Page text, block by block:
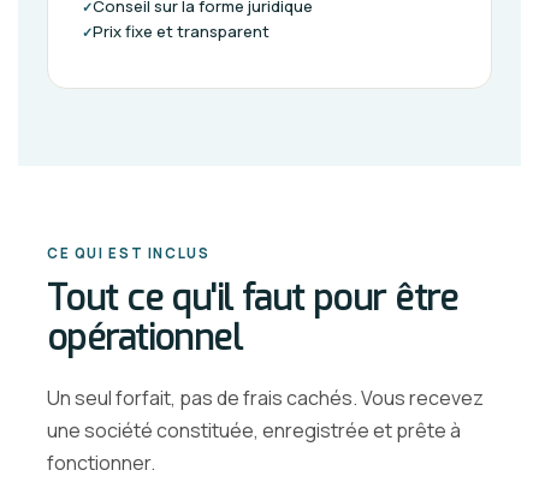
✓Conseil sur la forme juridique
✓Prix fixe et transparent
CE QUI EST INCLUS
Tout ce qu'il faut pour être
opérationnel
Un seul forfait, pas de frais cachés. Vous recevez
une société constituée, enregistrée et prête à
fonctionner.